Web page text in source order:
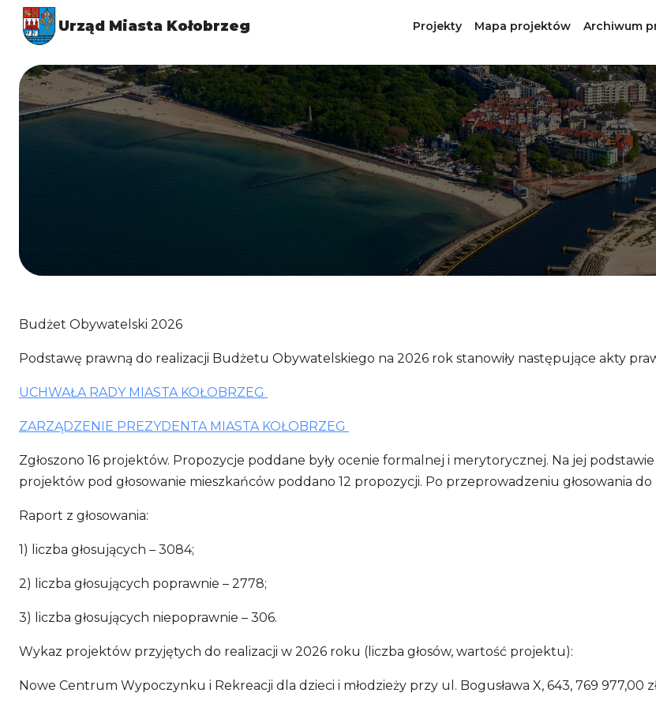
Urząd Miasta Kołobrzeg Projekty Mapa projektów Archiwum
Budżet Obywatelski 2026
Podstawę prawną do realizacji Budżetu Obywatelskiego na 2026 rok stanowiły następujące akty
UCHWAŁA RADY MIASTA KOŁOBRZEG
ZARZĄDZENIE PREZYDENTA MIASTA KOŁOBRZEG
Zgłoszono 16 projektów. Propozycje poddane były ocenie formalnej i merytorycznej. Na jej
projektów pod głosowanie mieszkańców poddano 12 propozycji. Po przeprowadzeniu głosowania
Raport z głosowania:
1) liczba głosujących – 3084;
2) liczba głosujących poprawnie – 2778;
3) liczba głosujących niepoprawnie – 306.
Wykaz projektów przyjętych do realizacji w 2026 roku (liczba głosów, wartość projektu):
Nowe Centrum Wypoczynku i Rekreacji dla dzieci i młodzieży przy ul. Bogusława X, 643, 769 977,00